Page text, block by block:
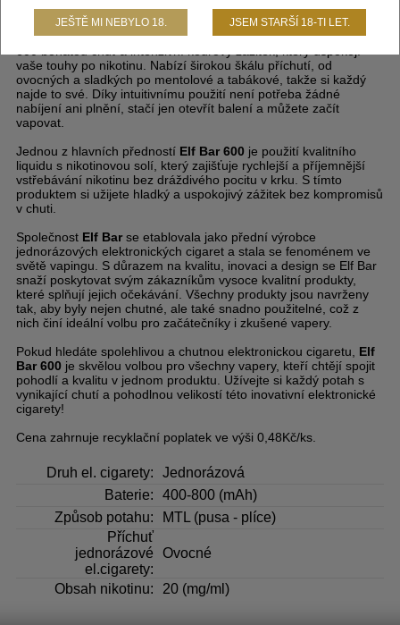
cestách.
S objemem 2 ml a kapacitou až 600 potáhnutí nabízíElf Bar
600bohatou chuť a intenzivní kouřový zážitek, který uspokojí
vaše touhy po nikotinu. Nabízí širokou škálu příchutí, od
ovocných a sladkých po mentolové a tabákové, takže si každý
najde to své. Díky intuitivnímu použití není potřeba žádné
nabíjení ani plnění, stačí jen otevřít balení a můžete začít
vapovat.
Jednou z hlavních předností Elf Bar 600 je použití kvalitního
liquidu s nikotinovou solí, který zajišťuje rychlejší a příjemnější
vstřebávání nikotinu bez dráždivého pocitu v krku. S tímto
produktem si užijete hladký a uspokojivý zážitek bez kompromisů
v chuti.
Společnost Elf Barse etablovala jako přední výrobce
jednorázových elektronických cigaret a stala se fenoménem ve
světě vapingu. S důrazem na kvalitu, inovaci a design se Elf Bar
snaží poskytovat svým zákazníkům vysoce kvalitní produkty,
které splňují jejich očekávání. Všechny produkty jsou navrženy
tak, aby byly nejen chutné, ale také snadno použitelné, což z
nich činí ideální volbu pro začátečníky i zkušené vapery.
Pokud hledáte spolehlivou a chutnou elektronickou cigaretu, Elf
Bar 600 je skvělou volbou pro všechny vapery, kteří chtějí spojit
pohodlí a kvalitu v jednom produktu. Užívejte si každý potah s
vynikající chutí a pohodlnou velikostí této inovativní elektronické
cigarety!
Cena zahrnuje recyklační poplatek ve výši 0,48Kč/ks.
Druh el. cigarety:
Jednorázová
Baterie:
400-800 (mAh)
Způsob potahu:
MTL (pusa - plíce)
Příchuť
jednorázové
el.cigarety:
Ovocné
Obsah nikotinu: 20 (mg/ml)
JEŠTĚ MI NEBYLO 18. JSEM STARŠÍ 18-TI LET.